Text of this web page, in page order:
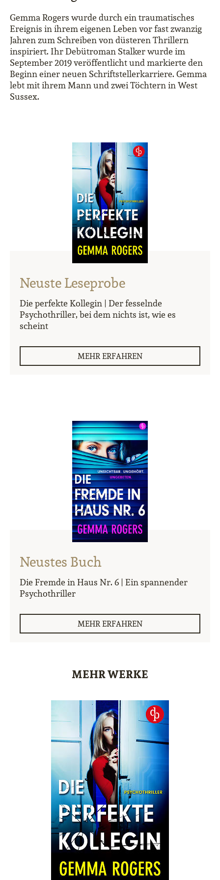
Gemma Rogers wurde durch ein traumatisches
Ereignis in ihrem eigenen Leben vor fast zwanzig
Jahren zum Schreiben von düsteren Thrillern
inspiriert. Ihr Debütroman Stalker wurde im
September 2019 veröffentlicht und markierte den
Beginn einer neuen Schriftstellerkarriere. Gemma
lebt mit ihrem Mann und zwei Töchtern in West
Sussex.
Neuste Leseprobe
Die perfekte Kollegin | Der fesselnde
Psychothriller, bei dem nichts ist, wie es
scheint
MEHR ERFAHREN
Neustes Buch
Die Fremde in Haus Nr. 6 | Ein spannender
Psychothriller
MEHR ERFAHREN
MEHR WERKE